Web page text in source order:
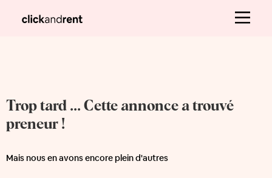
Trop tard ... Cette annonce a trouvé
preneur !
Mais nous en avons encore plein d'autres